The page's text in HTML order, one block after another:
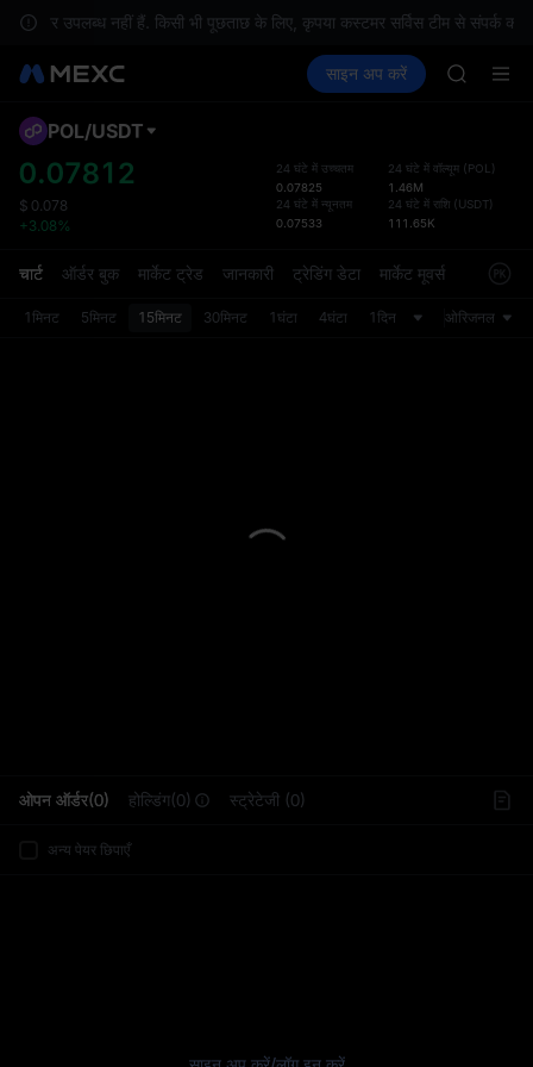
पर उपलब्ध नहीं हैं. किसी भी पूछताछ के लिए, कृपया कस्टमर सर्विस टीम से संपर्क करें.
स्पॉट फ़्यूचर्स SPCX कमाएँ
साइन अप करें
SPCX
AAOI
AAOI
SPCX
को
POL/USDT
0.07812
$ 0.078
+3.08%
24 घंटे में उच्चतम
0.07825
24 घंटे में न्यूनतम
0.07533
24 घंटे में वॉल्यूम (POL )
1.46M
24 घंटे में राशि (USDT)
111.65K
चार्ट ऑर्डर बुक मार्केट ट्रेड जानकारी ट्रेडिंग डेटा मार्केट मूवर्स
1मिनट 5मिनट 15मिनट 30मिनट 1घंटा 4घंटा 1दिन ओरिजनल
ओपन ऑर्डर(0) होल्डिंग(0) स्ट्रेटेजी (0)
अन्य पेयर छिपाएँ